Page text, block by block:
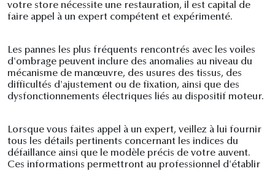
votre store nécessite une restauration, il est capital de
faire appel à un expert compétent et expérimenté.
Les pannes les plus fréquents rencontrés avec les voiles
d'ombrage peuvent inclure des anomalies au niveau du
mécanisme de manœuvre, des usures des tissus, des
difficultés d'ajustement ou de fixation, ainsi que des
dysfonctionnements électriques liés au dispositif moteur.
Lorsque vous faites appel à un expert, veillez à lui fournir
tous les détails pertinents concernant les indices du
défaillance ainsi que le modèle précis de votre auvent.
Ces informations permettront au professionnel d'établir